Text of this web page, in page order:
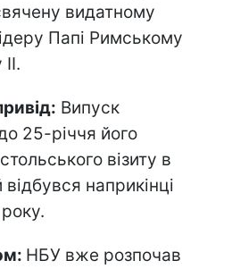
видатному
Папі Римському
II.
Випуск
25-річчя його
візиту в
наприкінці
НБУ вже розпочав